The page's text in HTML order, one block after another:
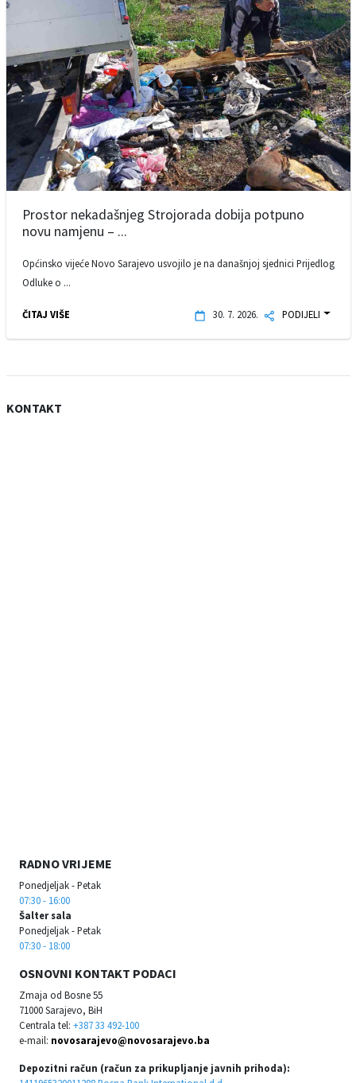
Prostor nekadašnjeg Strojorada dobija potpuno
novu namjenu – ...
Općinsko vijeće Novo Sarajevo usvojilo je na današnjoj sjednici Prijedlog
Odluke o ...
ČITAJ VIŠE 30. 7. 2026. PODIJELI
KONTAKT
RADNO VRIJEME
Ponedjeljak - Petak
07:30 - 16:00
Šalter sala
Ponedjeljak - Petak
07:30 - 18:00
OSNOVNI KONTAKT PODACI
Zmaja od Bosne 55
71000 Sarajevo, BiH
Centrala tel: +387 33 492-100
e-mail: novosarajevo@novosarajevo.ba
Depozitni račun (račun za prikupljanje javnih prihoda):